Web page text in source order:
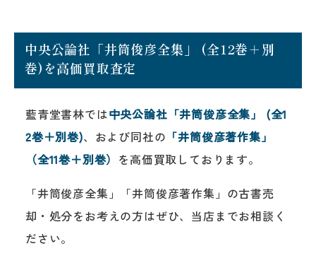
中央公論社「井筒俊彦全集」 (全12巻＋別
巻)を高価買取査定
藍青堂書林では中央公論社「井筒俊彦全集」 (全1
2巻＋別巻)、および同社の 「井筒俊彦著作集」
（全11巻＋別巻） を高価買取しております。
「井筒俊彦全集」「井筒俊彦著作集」の古書売
却・処分をお考えの方はぜひ、当店までお相談く
ださい。